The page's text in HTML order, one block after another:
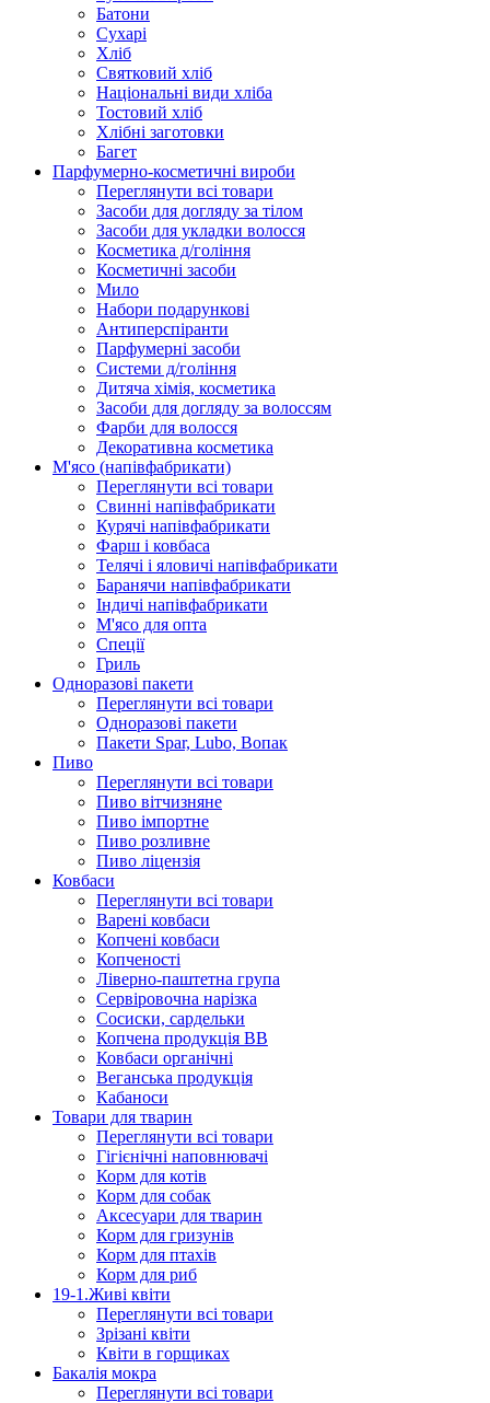
Батони
Сухарі
Хліб
Святковий хліб
Національні види хліба
Тостовий хліб
Хлібні заготовки
Багет
Парфумерно-косметичні вироби
Переглянути всі товари
Засоби для догляду за тілом
Засоби для укладки волосся
Косметика д/гоління
Косметичні засоби
Мило
Набори подарункові
Антиперспіранти
Парфумерні засоби
Системи д/гоління
Дитяча хімія, косметика
Засоби для догляду за волоссям
Фарби для волосся
Декоративна косметика
М'ясо (напiвфабрикати)
Переглянути всі товари
Свиннi напiвфабрикати
Курячi напiвфабрикати
Фарш i ковбаса
Телячi i яловичi напiвфабрикати
Баранячи напiвфабрикати
Iндичi напiвфабрикати
М'ясо для опта
Спеції
Гриль
Одноразові пакети
Переглянути всі товари
Одноразові пакети
Пакети Spar, Lubo, Вопак
Пиво
Переглянути всі товари
Пиво вітчизняне
Пиво імпортне
Пиво розливне
Пиво ліцензія
Ковбаси
Переглянути всі товари
Варені ковбаси
Копчені ковбаси
Копченості
Ліверно-паштетна група
Сервіровочна нарізка
Сосиски, сардельки
Копчена продукція ВВ
Ковбаси органічні
Веганська продукція
Кабаноси
Товари для тварин
Переглянути всі товари
Гігієнічні наповнювачі
Корм для котів
Корм для собак
Аксесуари для тварин
Корм для гризунів
Корм для птахів
Корм для риб
19-1.Живі квіти
Переглянути всі товари
Зрізані квіти
Квіти в горщиках
Бакалія мокра
Переглянути всі товари